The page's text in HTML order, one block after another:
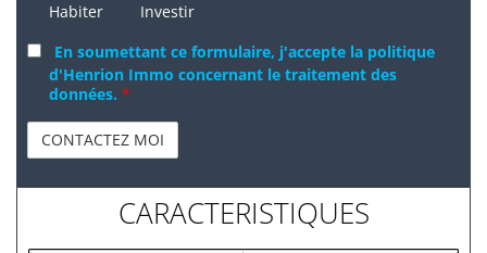
Habiter
Investir
En soumettant ce formulaire, j'accepte la politique
d'Henrion Immo concernant le traitement des
données. *
CARACTERISTIQUES